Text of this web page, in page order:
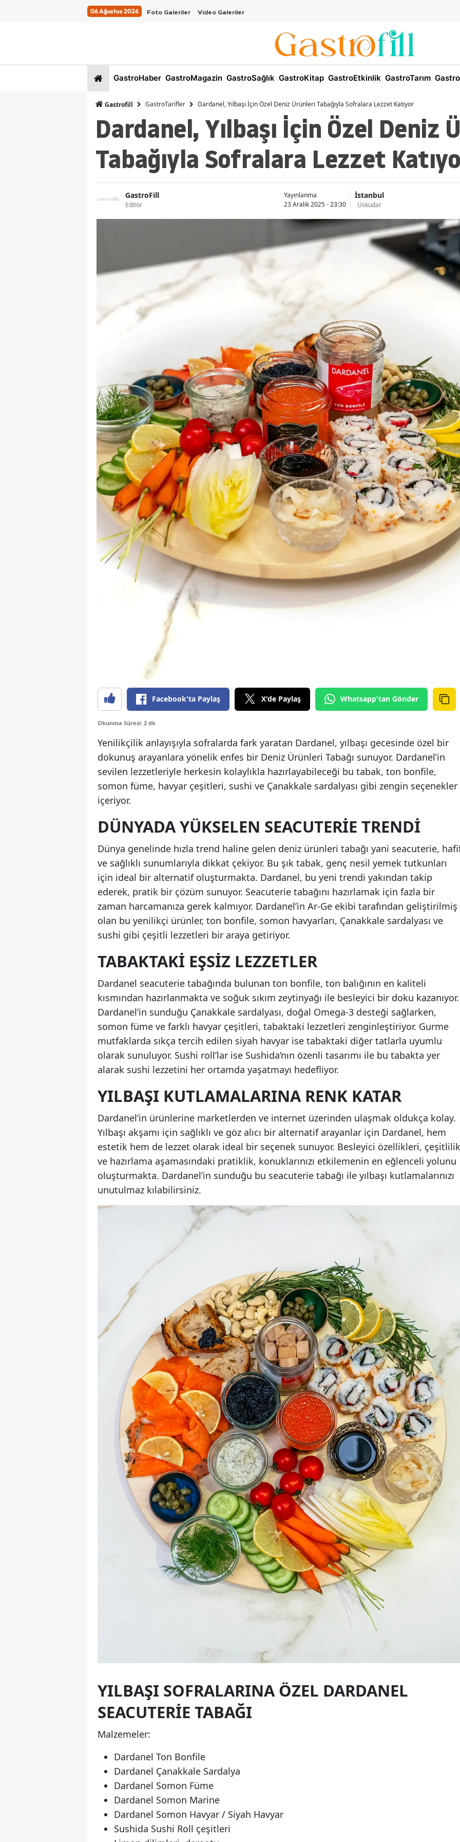
06 Ağustos 2026 Foto Galeriler Video Galeriler
GastroHaber GastroMagazin GastroSağlık GastroKitap GastroEtkinlik GastroTarım
Gastrofill GastroTarifler Dardanel, Yılbaşı İçin Özel Deniz Ürünleri Tabağıyla Sofralara Lezzet Katıyor
Dardanel, Yılbaşı İçin Özel Deniz
Tabağıyla Sofralara Lezzet
GastroFill
Editör
Yayınlanma
23 Aralık 2025 - 23:30
İstanbul
Üsküdar
Facebook'ta Paylaş X'de Paylaş Whatsapp'tan Gönder
Okunma Süresi: 2 dk
Yenilikçilik anlayışıyla sofralarda fark yaratan Dardanel, yılbaşı gecesinde özel bir
dokunuş arayanlara yönelik enfes bir Deniz Ürünleri Tabağı sunuyor. Dardanel’in
sevilen lezzetleriyle herkesin kolaylıkla hazırlayabileceği bu tabak, ton bonfile,
somon füme, havyar çeşitleri, sushi ve Çanakkale sardalyası gibi zengin seçenekler
içeriyor.
DÜNYADA YÜKSELEN SEACUTERIE TRENDI
Dünya genelinde hızla trend haline gelen deniz ürünleri tabağı yani seacuterie,
ve sağlıklı sunumlarıyla dikkat çekiyor. Bu şık tabak, genç nesil yemek tutkunları
için ideal bir alternatif oluşturmakta. Dardanel, bu yeni trendi yakından takip
ederek, pratik bir çözüm sunuyor. Seacuterie tabağını hazırlamak için fazla bir
zaman harcamanıza gerek kalmıyor. Dardanel’in Ar-Ge ekibi tarafından geliştirilmiş
olan bu yenilikçi ürünler, ton bonfile, somon havyarları, Çanakkale sardalyası ve
sushi gibi çeşitli lezzetleri bir araya getiriyor.
TABAKTAKI EŞSIZ LEZZETLER
Dardanel seacuterie tabağında bulunan ton bonfile, ton balığının en kaliteli
kısmından hazırlanmakta ve soğuk sıkım zeytinyağı ile besleyici bir doku kazanıyor.
Dardanel’in sunduğu Çanakkale sardalyası, doğal Omega-3 desteği sağlarken,
somon füme ve farklı havyar çeşitleri, tabaktaki lezzetleri zenginleştiriyor. Gurme
mutfaklarda sıkça tercih edilen siyah havyar ise tabaktaki diğer tatlarla uyumlu
olarak sunuluyor. Sushi roll’lar ise Sushida’nın özenli tasarımı ile bu tabakta yer
alarak sushi lezzetini her ortamda yaşatmayı hedefliyor.
YILBAŞI KUTLAMALARINA RENK KATAR
Dardanel’in ürünlerine marketlerden ve internet üzerinden ulaşmak oldukça kolay.
Yılbaşı akşamı için sağlıklı ve göz alıcı bir alternatif arayanlar için Dardanel, hem
estetik hem de lezzet olarak ideal bir seçenek sunuyor. Besleyici özellikleri, çeşitlilik
ve hazırlama aşamasındaki pratiklik, konuklarınızı etkilemenin en eğlenceli yolunu
oluşturmakta. Dardanel’in sunduğu bu seacuterie tabağı ile yılbaşı kutlamalarınızı
unutulmaz kılabilirsiniz.
YILBAŞI SOFRALARINA ÖZEL DARDANEL
SEACUTERIE TABAĞI
Malzemeler:
Dardanel Ton Bonfile
Dardanel Çanakkale Sardalya
Dardanel Somon Füme
Dardanel Somon Marine
Dardanel Somon Havyar / Siyah Havyar
Sushida Sushi Roll çeşitleri